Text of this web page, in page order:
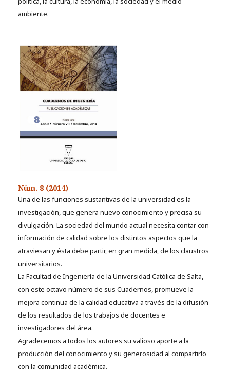
ambiente.
Núm. 8 (2014)
Una de las funciones sustantivas de la universidad es la
investigación, que genera nuevo conocimiento y precisa su
divulgación. La sociedad del mundo actual necesita contar con
información de calidad sobre los distintos aspectos que la
atraviesan y ésta debe partir, en gran medida, de los claustros
universitarios.
La Facultad de Ingeniería de la Universidad Católica de Salta,
con este octavo número de sus Cuadernos, promueve la
mejora continua de la calidad educativa a través de la difusión
de los resultados de los trabajos de docentes e
investigadores del área.
Agradecemos a todos los autores su valioso aporte a la
producción del conocimiento y su generosidad al compartirlo
con la comunidad académica.